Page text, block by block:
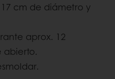
cm de diámetro y
aprox. 12
abierto.